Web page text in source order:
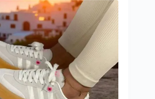
variantes.
Las
opciones
se
pueden
elegir
en
la
página
de
producto